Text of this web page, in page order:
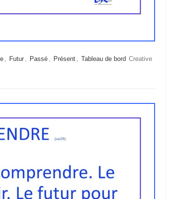
Futur Passé Présent Tableau de bord Creative